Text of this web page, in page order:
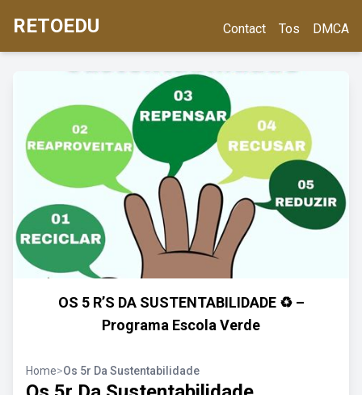
RETOEDU Contact Tos DMCA
OS 5 R’S DA SUSTENTABILIDADE ♻ –
Programa Escola Verde
Home>Os 5r Da Sustentabilidade